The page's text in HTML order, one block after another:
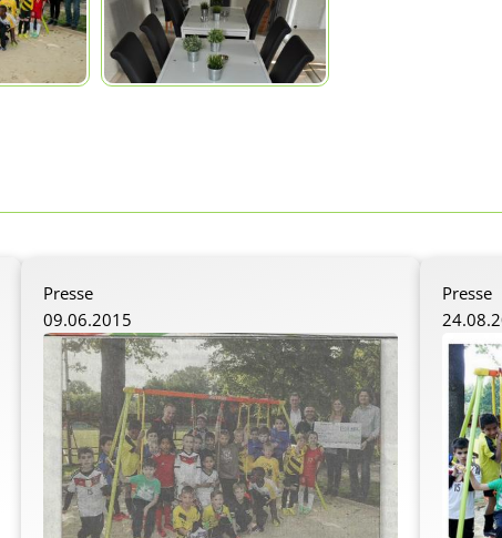
Presse
09.06.2015
Presse